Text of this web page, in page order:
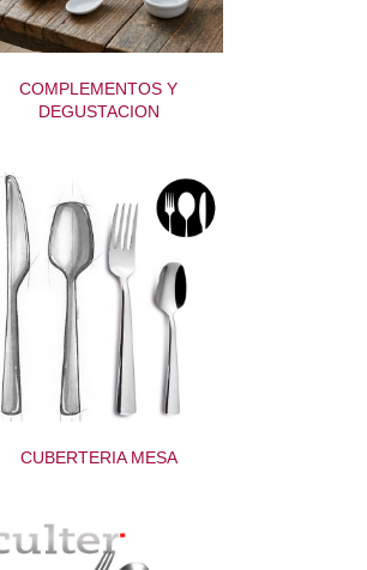
COMPLEMENTOS Y
DEGUSTACION
CUBERTERIA MESA